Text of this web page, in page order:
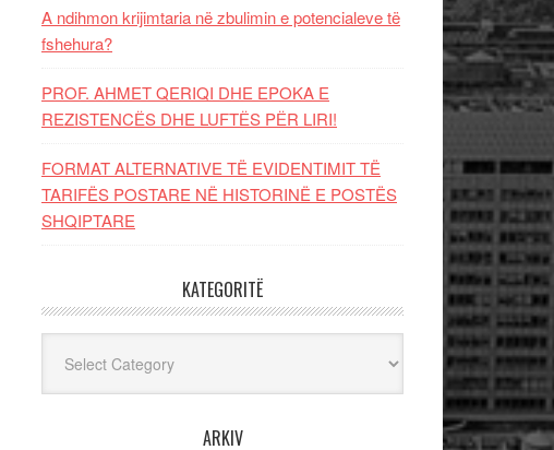
A ndihmon krijimtaria në zbulimin e potencialeve të
fshehura?
PROF. AHMET QERIQI DHE EPOKA E
REZISTENCЁS DHE LUFTЁS PЁR LIRI!
FORMAT ALTERNATIVE TË EVIDENTIMIT TË
TARIFËS POSTARE NË HISTORINË E POSTËS
SHQIPTARE
KATEGORITË
ARKIV